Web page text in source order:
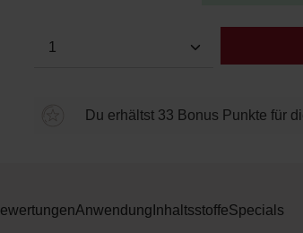
Produkt Anzahl: Gib den
Du erhältst 33 Bonus Punkte für
Anwendung InhaltsstoffeSpecials